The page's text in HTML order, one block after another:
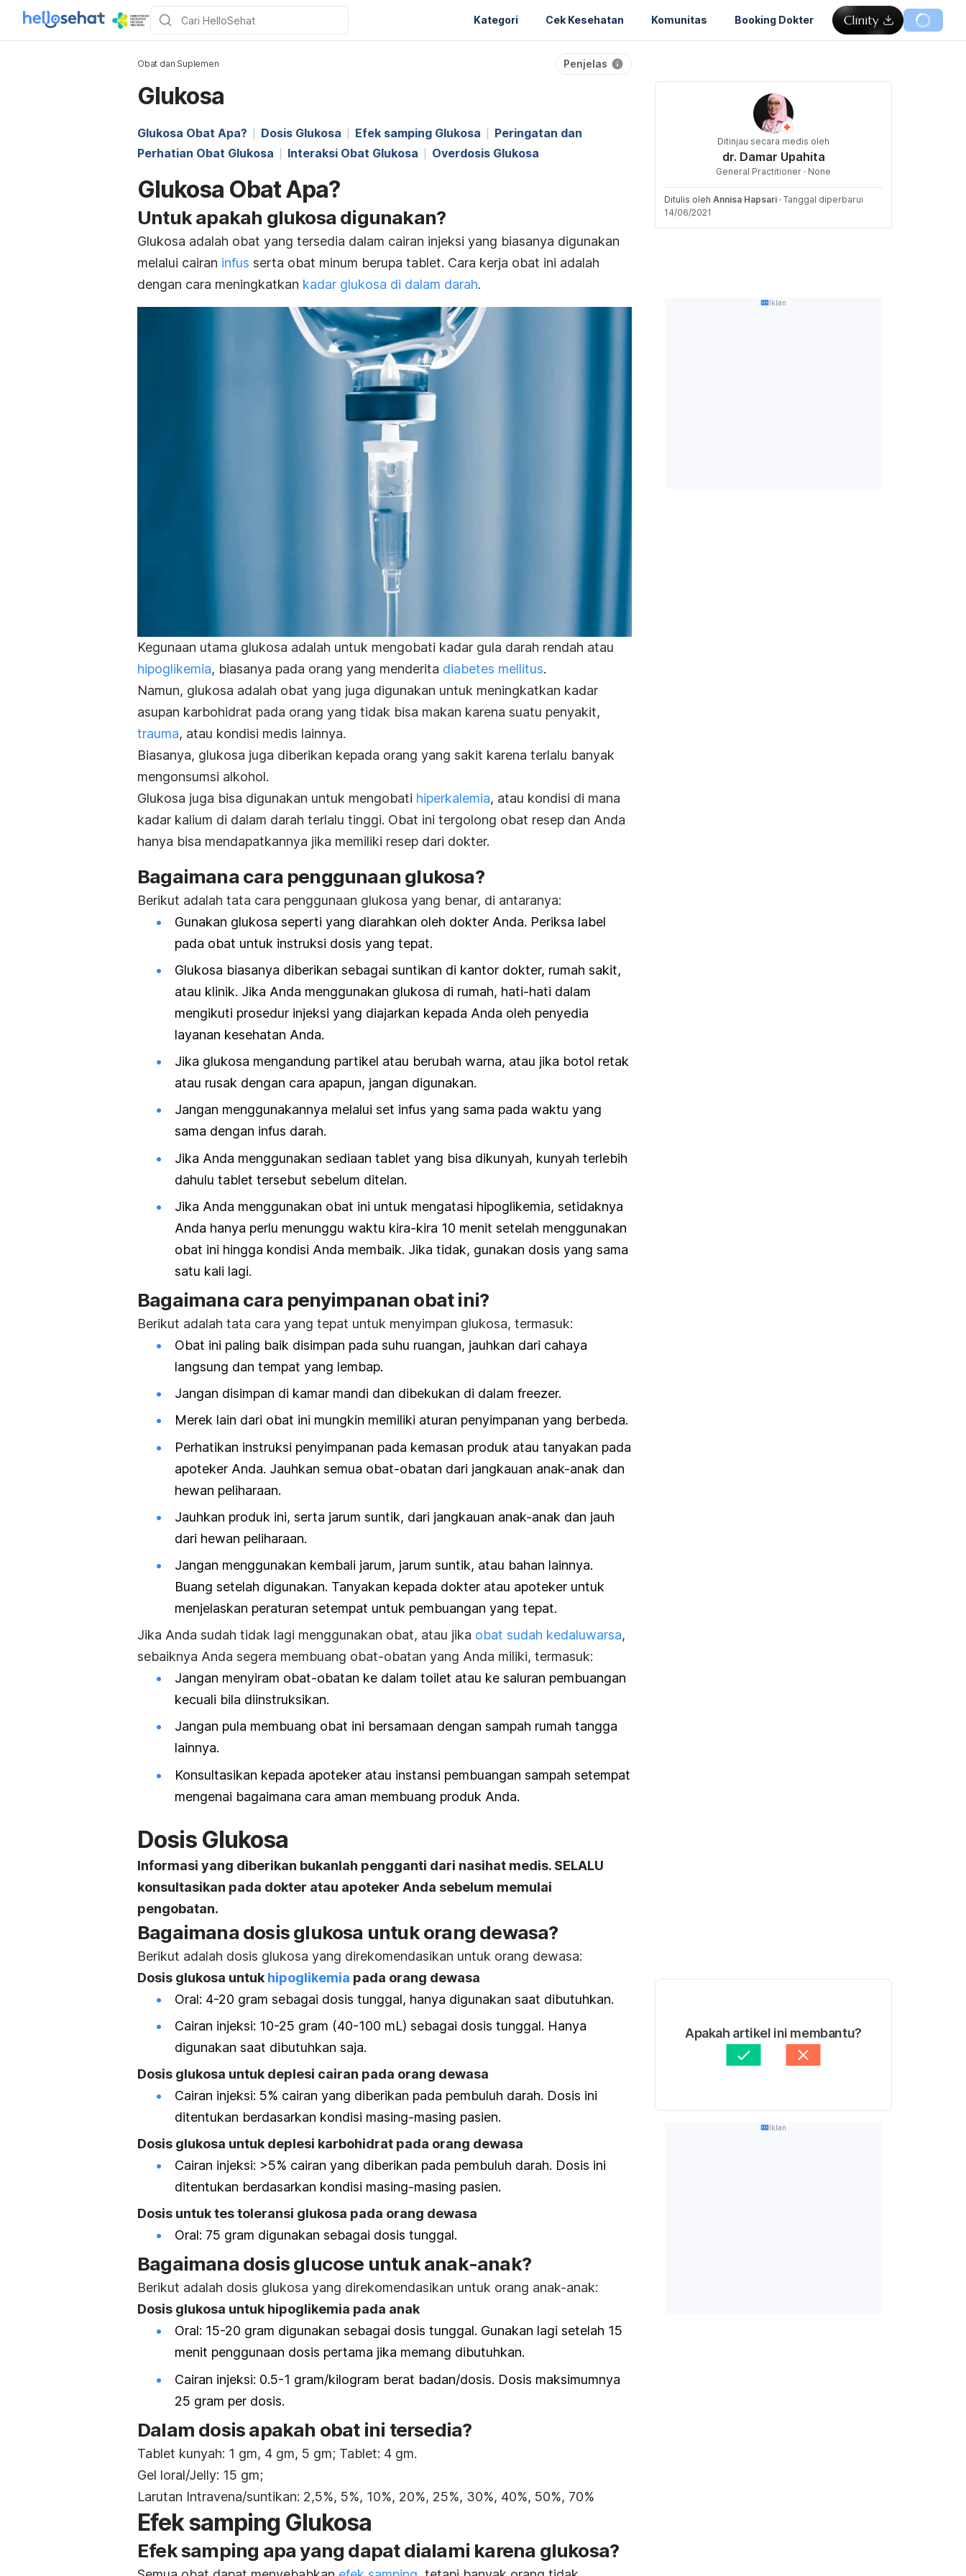
Kategori Cek Kesehatan Komunitas Booking Dokter
Obat dan Suplemen Penjelas
Glukosa
Glukosa Obat Apa? Dosis Glukosa Efek samping Glukosa
Peringatan dan
Perhatian Obat Glukosa
Interaksi Obat Glukosa Overdosis Glukosa
Glukosa Obat Apa?
Untuk apakah glukosa digunakan?
Glukosa adalah obat yang tersedia dalam cairan injeksi yang biasanya digunakan
melalui cairan infus serta obat minum berupa tablet. Cara kerja obat ini adalah
dengan cara meningkatkan kadar glukosa di dalam darah.
Kegunaan utama glukosa adalah untuk mengobati kadar gula darah rendah atau
hipoglikemia, biasanya pada orang yang menderita diabetes mellitus.
Namun, glukosa adalah obat yang juga digunakan untuk meningkatkan kadar
asupan karbohidrat pada orang yang tidak bisa makan karena suatu penyakit,
trauma, atau kondisi medis lainnya.
Biasanya, glukosa juga diberikan kepada orang yang sakit karena terlalu banyak
mengonsumsi alkohol.
Glukosa juga bisa digunakan untuk mengobati hiperkalemia, atau kondisi di mana
kadar kalium di dalam darah terlalu tinggi. Obat ini tergolong obat resep dan Anda
hanya bisa mendapatkannya jika memiliki resep dari dokter.
Bagaimana cara penggunaan glukosa?
Berikut adalah tata cara penggunaan glukosa yang benar, di antaranya:
Gunakan glukosa seperti yang diarahkan oleh dokter Anda. Periksa label
pada obat untuk instruksi dosis yang tepat.
Glukosa biasanya diberikan sebagai suntikan di kantor dokter, rumah sakit,
atau klinik. Jika Anda menggunakan glukosa di rumah, hati-hati dalam
mengikuti prosedur injeksi yang diajarkan kepada Anda oleh penyedia
layanan kesehatan Anda.
Jika glukosa mengandung partikel atau berubah warna, atau jika botol retak
atau rusak dengan cara apapun, jangan digunakan.
Jangan menggunakannya melalui set infus yang sama pada waktu yang
sama dengan infus darah.
Jika Anda menggunakan sediaan tablet yang bisa dikunyah, kunyah terlebih
dahulu tablet tersebut sebelum ditelan.
Jika Anda menggunakan obat ini untuk mengatasi hipoglikemia, setidaknya
Anda hanya perlu menunggu waktu kira-kira 10 menit setelah menggunakan
obat ini hingga kondisi Anda membaik. Jika tidak, gunakan dosis yang sama
satu kali lagi.
Bagaimana cara penyimpanan obat ini?
Berikut adalah tata cara yang tepat untuk menyimpan glukosa, termasuk:
Obat ini paling baik disimpan pada suhu ruangan, jauhkan dari cahaya
langsung dan tempat yang lembap.
Jangan disimpan di kamar mandi dan dibekukan di dalam freezer.
Merek lain dari obat ini mungkin memiliki aturan penyimpanan yang berbeda.
Perhatikan instruksi penyimpanan pada kemasan produk atau tanyakan pada
apoteker Anda. Jauhkan semua obat-obatan dari jangkauan anak-anak dan
hewan peliharaan.
Jauhkan produk ini, serta jarum suntik, dari jangkauan anak-anak dan jauh
dari hewan peliharaan.
Jangan menggunakan kembali jarum, jarum suntik, atau bahan lainnya.
Buang setelah digunakan. Tanyakan kepada dokter atau apoteker untuk
menjelaskan peraturan setempat untuk pembuangan yang tepat.
Jika Anda sudah tidak lagi menggunakan obat, atau jika obat sudah kedaluwarsa,
sebaiknya Anda segera membuang obat-obatan yang Anda miliki, termasuk:
Jangan menyiram obat-obatan ke dalam toilet atau ke saluran pembuangan
kecuali bila diinstruksikan.
Jangan pula membuang obat ini bersamaan dengan sampah rumah tangga
lainnya.
Konsultasikan kepada apoteker atau instansi pembuangan sampah setempat
mengenai bagaimana cara aman membuang produk Anda.
Dosis Glukosa
Informasi yang diberikan bukanlah pengganti dari nasihat medis. SELALU
konsultasikan pada dokter atau apoteker Anda sebelum memulai
pengobatan.
Bagaimana dosis glukosa untuk orang dewasa?
Berikut adalah dosis glukosa yang direkomendasikan untuk orang dewasa:
Dosis glukosa untuk hipoglikemia pada orang dewasa
Oral: 4-20 gram sebagai dosis tunggal, hanya digunakan saat dibutuhkan.
Cairan injeksi: 10-25 gram (40-100 mL) sebagai dosis tunggal. Hanya
digunakan saat dibutuhkan saja.
Dosis glukosa untuk deplesi cairan pada orang dewasa
Cairan injeksi: 5% cairan yang diberikan pada pembuluh darah. Dosis ini
ditentukan berdasarkan kondisi masing-masing pasien.
Dosis glukosa untuk deplesi karbohidrat pada orang dewasa
Cairan injeksi: >5% cairan yang diberikan pada pembuluh darah. Dosis ini
ditentukan berdasarkan kondisi masing-masing pasien.
Dosis untuk tes toleransi glukosa pada orang dewasa
Oral: 75 gram digunakan sebagai dosis tunggal.
Bagaimana dosis glucose untuk anak-anak?
Berikut adalah dosis glukosa yang direkomendasikan untuk orang anak-anak:
Dosis glukosa untuk hipoglikemia pada anak
Oral: 15-20 gram digunakan sebagai dosis tunggal. Gunakan lagi setelah 15
menit penggunaan dosis pertama jika memang dibutuhkan.
Cairan injeksi: 0.5-1 gram/kilogram berat badan/dosis. Dosis maksimumnya
25 gram per dosis.
Dalam dosis apakah obat ini tersedia?
Tablet kunyah: 1 gm, 4 gm, 5 gm; Tablet: 4 gm.
Gel loral/Jelly: 15 gm;
Larutan Intravena/suntikan: 2,5%, 5%, 10%, 20%, 25%, 30%, 40%, 50%, 70%
Efek samping Glukosa
Efek samping apa yang dapat dialami karena glukosa?
Ditinjau secara medis oleh
dr. Damar Upahita
General Practitioner · None
Ditulis oleh Annisa Hapsari · Tanggal diperbarui
14/06/2021
Iklan
Apakah artikel ini membantu?
Iklan